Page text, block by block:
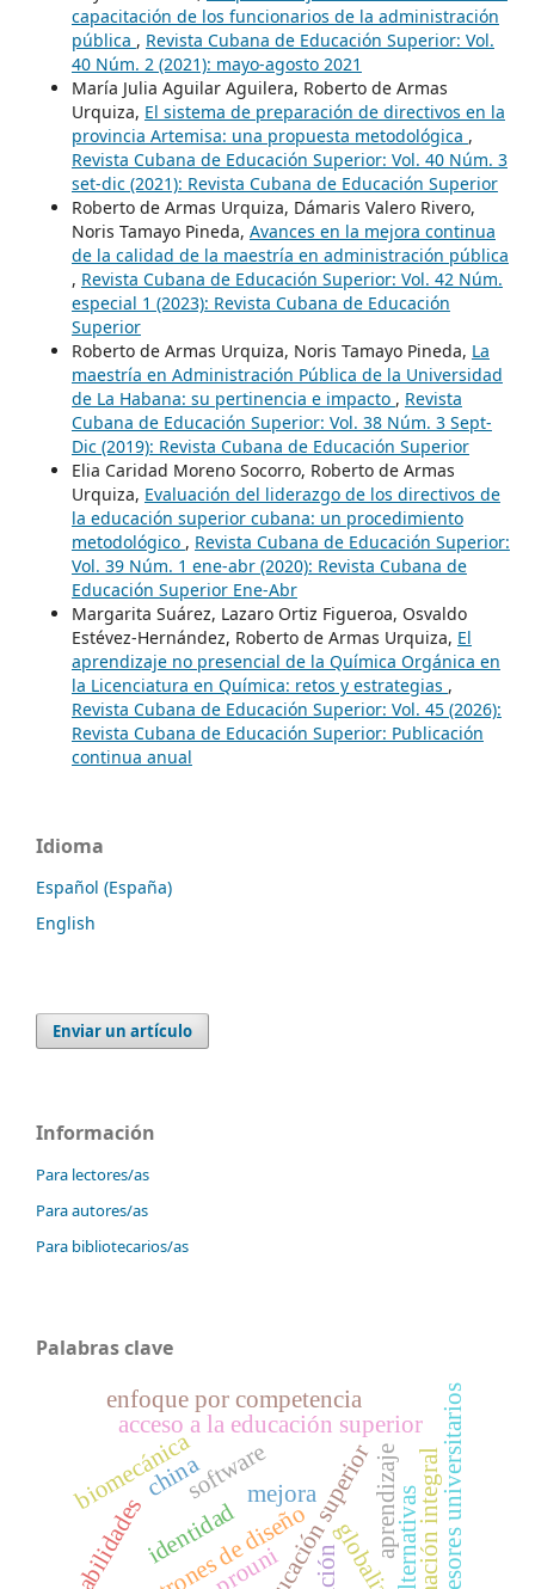
capacitación de los funcionarios de la administración
pública , Revista Cubana de Educación Superior: Vol.
40 Núm. 2 (2021): mayo-agosto 2021
María Julia Aguilar Aguilera, Roberto de Armas
Urquiza, El sistema de preparación de directivos en la
provincia Artemisa: una propuesta metodológica ,
Revista Cubana de Educación Superior: Vol. 40 Núm. 3
set-dic (2021): Revista Cubana de Educación Superior
Roberto de Armas Urquiza, Dámaris Valero Rivero,
Noris Tamayo Pineda, Avances en la mejora continua
de la calidad de la maestría en administración pública
, Revista Cubana de Educación Superior: Vol. 42 Núm.
especial 1 (2023): Revista Cubana de Educación
Superior
Roberto de Armas Urquiza, Noris Tamayo Pineda, La
maestría en Administración Pública de la Universidad
de La Habana: su pertinencia e impacto , Revista
Cubana de Educación Superior: Vol. 38 Núm. 3 Sept-
Dic (2019): Revista Cubana de Educación Superior
Elia Caridad Moreno Socorro, Roberto de Armas
Urquiza, Evaluación del liderazgo de los directivos de
la educación superior cubana: un procedimiento
metodológico , Revista Cubana de Educación Superior:
Vol. 39 Núm. 1 ene-abr (2020): Revista Cubana de
Educación Superior Ene-Abr
Margarita Suárez, Lazaro Ortiz Figueroa, Osvaldo
Estévez-Hernández, Roberto de Armas Urquiza, El
aprendizaje no presencial de la Química Orgánica en
la Licenciatura en Química: retos y estrategias ,
Revista Cubana de Educación Superior: Vol. 45 (2026):
Revista Cubana de Educación Superior: Publicación
continua anual
Idioma
Español (España)
English
Enviar un artículo
Información
Para lectores/as
Para autores/as
Para bibliotecarios/as
Palabras clave
china educación superior
identidad
acceso a la educación superior
patrones de diseño
software profesores universitarios
biomecánica
habilidades aprendizajeformación integral
alternativas
mejora
enfoque por competencia
prouni